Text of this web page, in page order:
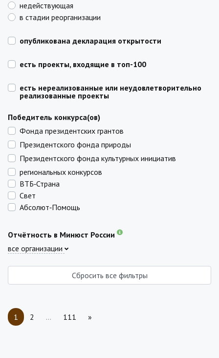
недействующая
в стадии реорганизации
опубликована декларация открытости
есть проекты, входящие в топ-100
есть нереализованные или неудовлетворительно
реализованные проекты
Победитель конкурса(ов)
Фонда президентских грантов
Президентского фонда природы
Президентского фонда культурных инициатив
региональных конкурсов
ВТБ‑Страна
Свет
Абсолют‑Помощь
Отчётность в Минюст России
все организации
Сбросить все фильтры
1 2 … 111 »